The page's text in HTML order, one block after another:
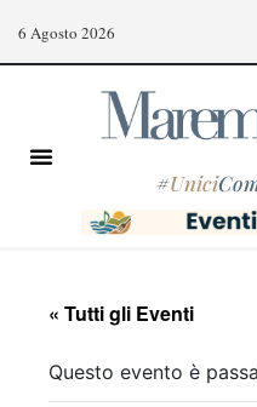
6 Agosto 2026
#Unici
« Tutti gli Eventi
Questo evento è